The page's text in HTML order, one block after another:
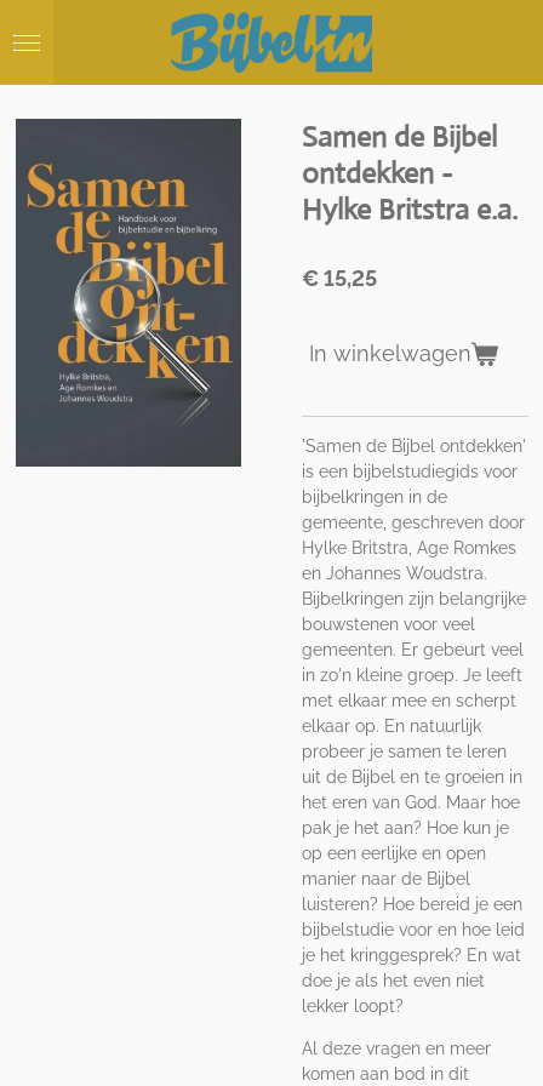
direct
hoofdinhoud
Samen de Bijbel
ontdekken -
Hylke Britstra e.a.
€ 15,25
In winkelwagen
'Samen de Bijbel ontdekken'
is een bijbelstudiegids voor
bijbelkringen in de
gemeente, geschreven door
Hylke Britstra, Age Romkes
en Johannes Woudstra.
Bijbelkringen zijn belangrijke
bouwstenen voor veel
gemeenten. Er gebeurt veel
in zo'n kleine groep. Je leeft
met elkaar mee en scherpt
elkaar op. En natuurlijk
probeer je samen te leren
uit de Bijbel en te groeien in
het eren van God. Maar hoe
pak je het aan? Hoe kun je
op een eerlijke en open
manier naar de Bijbel
luisteren? Hoe bereid je een
bijbelstudie voor en hoe leid
je het kringgesprek? En wat
doe je als het even niet
lekker loopt?
Al deze vragen en meer
komen aan bod in dit